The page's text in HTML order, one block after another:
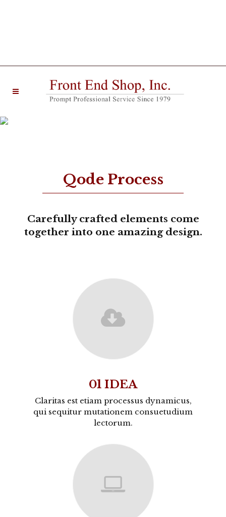
Qode Process
Carefully crafted elements come
together into one amazing design.
01 IDEA
Claritas est etiam processus dynamicus,
qui sequitur mutationem consuetudium
lectorum.